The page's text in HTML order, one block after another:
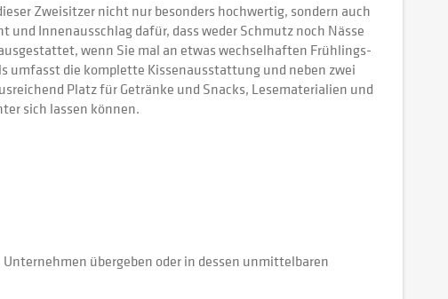
Zweisitzer nicht nur besonders hochwertig, sondern auch
Innenausschlag dafür, dass weder Schmutz noch Nässe
wenn Sie mal an etwas wechselhaften Frühlings-
die komplette Kissenausstattung und neben zwei
Platz für Getränke und Snacks, Lesematerialien und
sich lassen können.
übergeben oder in dessen unmittelbaren